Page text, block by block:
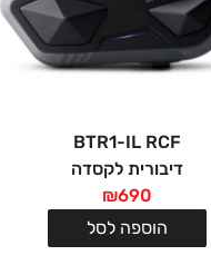
BTR1-IL RCF
דיבורית לקסדה
₪690
הוספה לסל